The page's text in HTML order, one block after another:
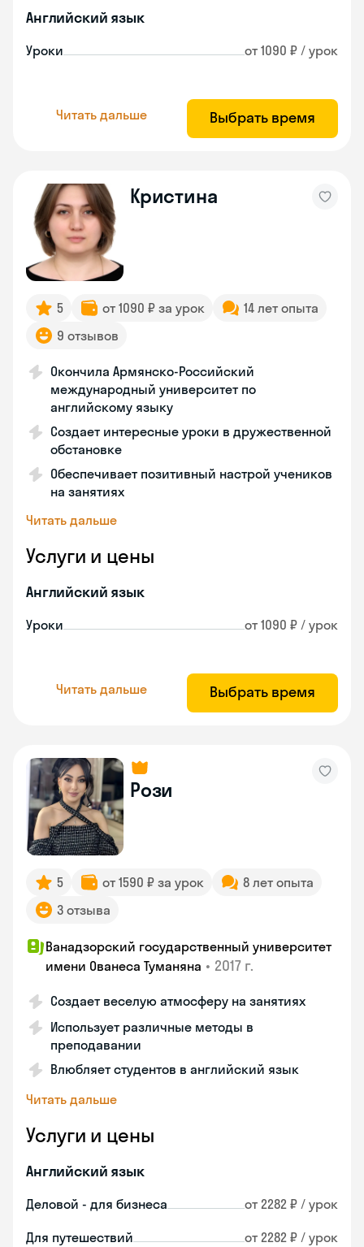
Английский язык
Уроки от 1090 ₽ / урок
Читать дальше Выбрать время
Кристина
5 от 1090 ₽ за урок
14 лет опыта
9 отзывов
Окончила Армянско-Российский
международный университет по
английскому языку
Создает интересные уроки в дружественной
обстановке
Обеспечивает позитивный настрой учеников
на занятиях
Читать дальше
Услуги и цены
Английский язык
Уроки от 1090 ₽ / урок
Читать дальше Выбрать время
Рози
5 от 1590 ₽ за урок
8 лет опыта
3 отзыва
Ванадзорский государственный университет
имени Ованеса Туманяна • 2017 г.
Создает веселую атмосферу на занятиях
Использует различные методы в
преподавании
Влюбляет студентов в английский язык
Читать дальше
Услуги и цены
Английский язык
Деловой - для бизнеса от 2282 ₽ / урок
Для путешествий от 2282 ₽ / урок